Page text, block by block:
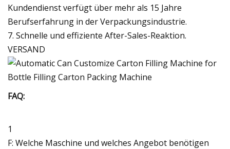
Kundendienst verfügt über mehr als 15 Jahre
Berufserfahrung in der Verpackungsindustrie.
7. Schnelle und effiziente After-Sales-Reaktion.
VERSAND
FAQ:
1
F: Welche Maschine und welches Angebot benötigen